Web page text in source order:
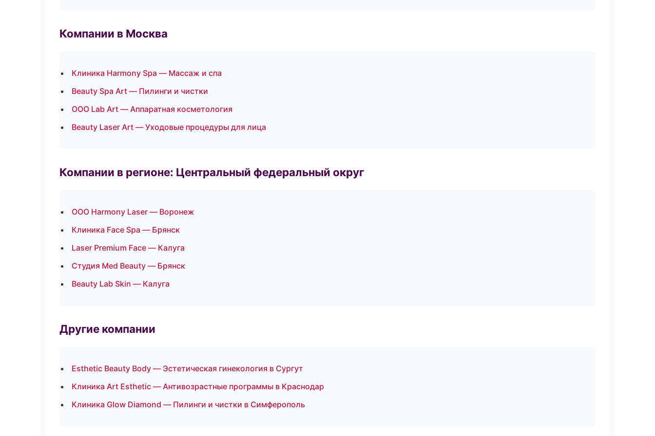
Компании в Москва
Клиника Harmony Spa — Массаж и спа
Beauty Spa Art — Пилинги и чистки
ООО Lab Art — Аппаратная косметология
Beauty Laser Art — Уходовые процедуры для лица
Компании в регионе: Центральный федеральный округ
ООО Harmony Laser — Воронеж
Клиника Face Spa — Брянск
Laser Premium Face — Калуга
Студия Med Beauty — Брянск
Beauty Lab Skin — Калуга
Другие компании
Esthetic Beauty Body — Эстетическая гинекология в Сургут
Клиника Art Esthetic — Антивозрастные программы в Краснодар
Клиника Glow Diamond — Пилинги и чистки в Симферополь